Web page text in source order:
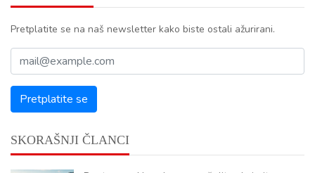
Pretplatite se na naš newsletter kako biste ostali ažurirani.
SKORAŠNJI ČLANCI